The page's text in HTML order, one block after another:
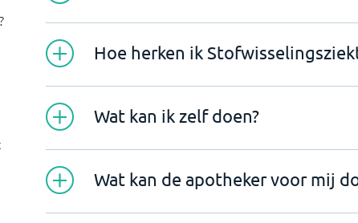
Hoe herken ik
Wat kan ik zelf doen?
Wat kan de apotheker voor mij